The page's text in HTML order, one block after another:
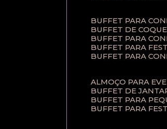
BUFFET PARA
BUFFET DE
BUFFET PARA
BUFFET PARA
BUFFET PARA
ALMOÇO PARA
BUFFET DE
BUFFET PARA
BUFFET PARA